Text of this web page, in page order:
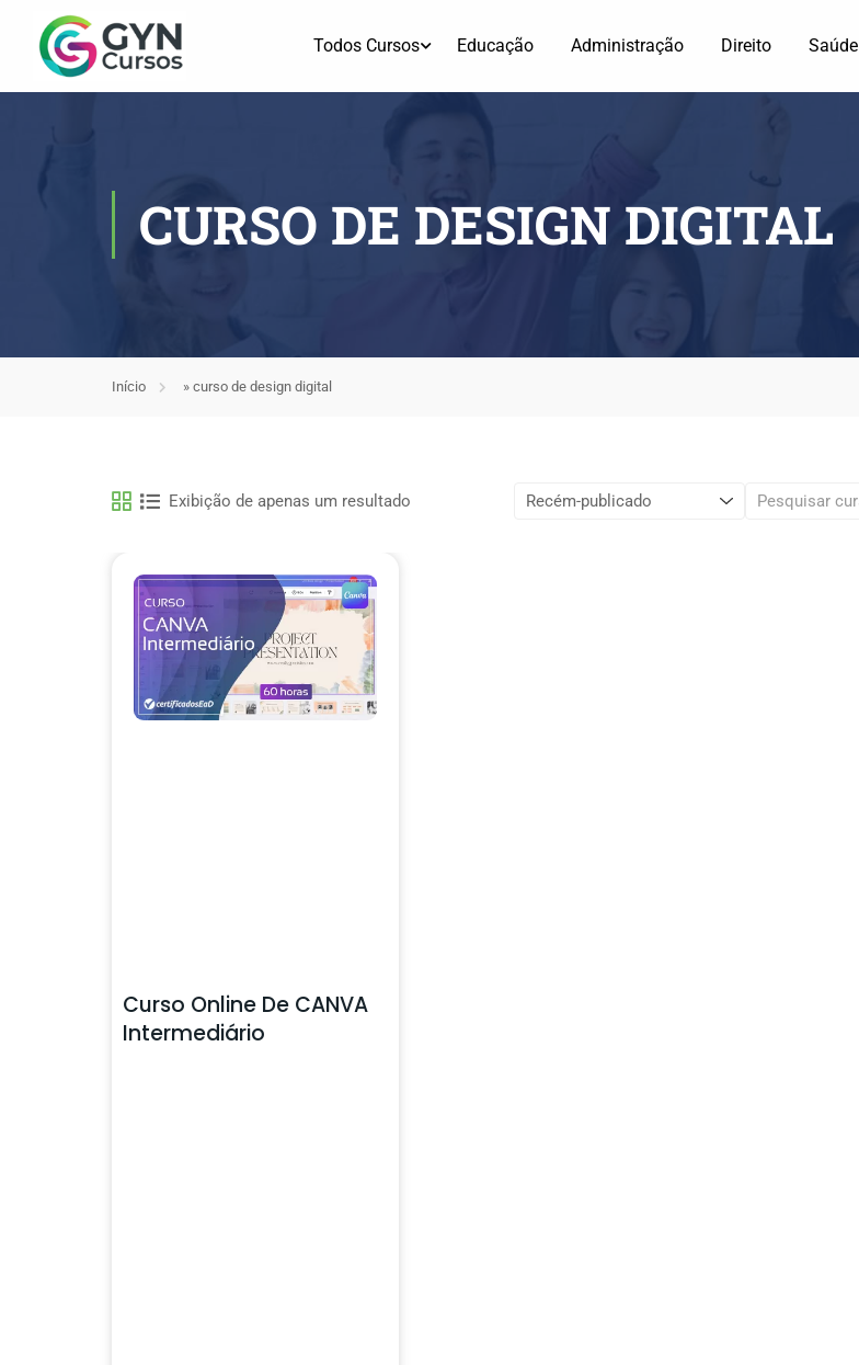
Todos Cursos Educação Administração Direito Saúde
CURSO DE DESIGN DIGITAL
Início » curso de design digital
Exibição de apenas um resultado
Curso Online De CANVA
Intermediário